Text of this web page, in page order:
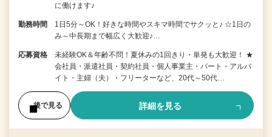
に働けます♪
勤務時間
1日5分～OK！好きな時間やスキマ時間でサクッと♪ ☆1日の
み～中長期まで幅広く大歓迎♪…
応募資格
未経験OK＆年齢不問！夏休みの1回きり・単発も大歓迎！ ★
会社員・派遣社員・契約社員・個人事業主・パート・アルバ
イト・主婦（夫）・フリーターなど、20代～50代…
後で見る 詳細を見る